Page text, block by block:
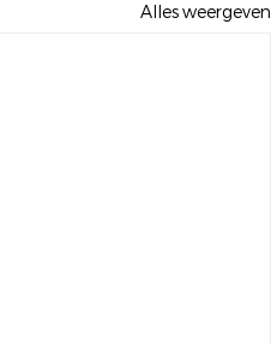
Alles weergeven